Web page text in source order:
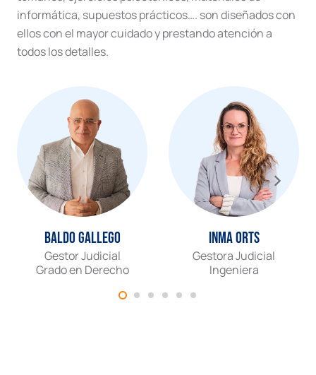
informática, supuestos prácticos…. son diseñados con
ellos con el mayor cuidado y prestando atención a
todos los detalles.
Baldo Gallego
Gestor Judicial
Grado en Derecho
Inma Orts
Gestora Judicial
Ingeniera